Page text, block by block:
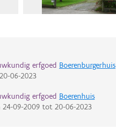
erfgoed Boerenburgerhuis
20-06-2023
erfgoed Boerenhuis
24-09-2009 tot 20-06-2023